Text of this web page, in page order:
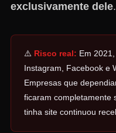
exclusivamente dele.
⚠️ Risco real: Em
Instagram, Facebook e
Empresas que
ficaram completamente
tinha site continuou